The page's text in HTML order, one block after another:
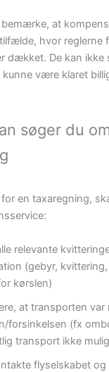
at
hvor reglerne
dækket. De kan ikke
være klaret
søger du
en taxaregning,
relevante
(gebyr,
kørslen)
at transporten
forsinkelsen (fx
transport ikke
flyselskabet og